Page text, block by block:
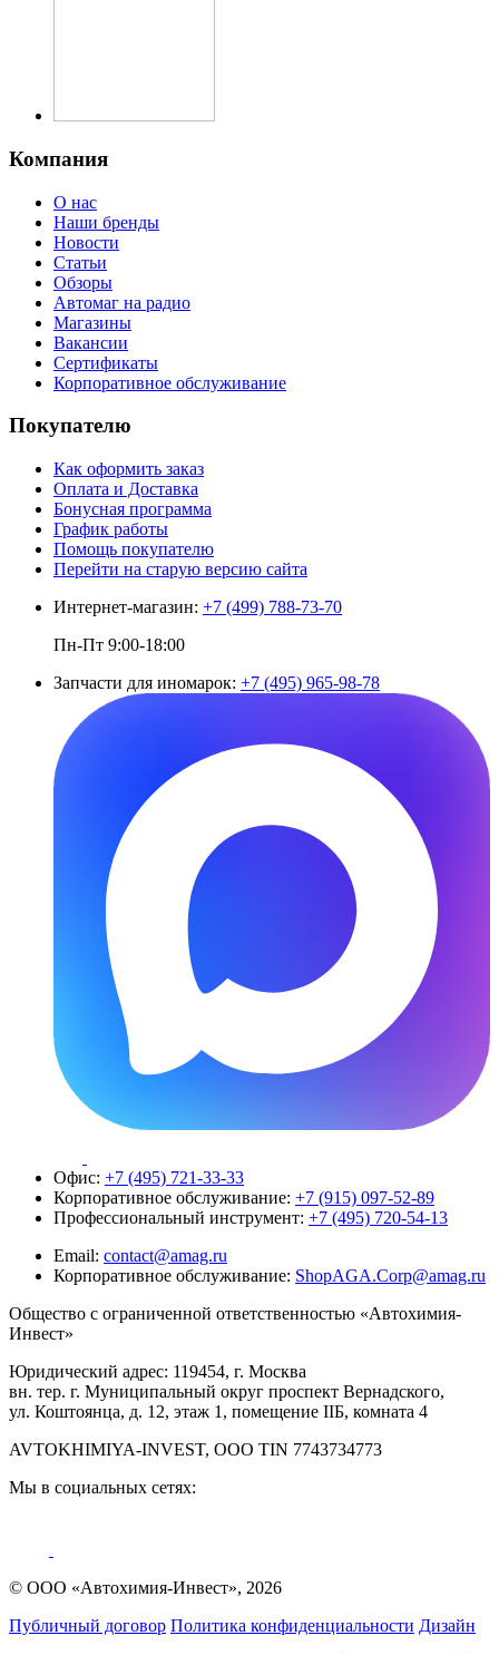
Компания
О нас
Наши бренды
Новости
Статьи
Обзоры
Автомаг на радио
Магазины
Вакансии
Сертификаты
Корпоративное обслуживание
Покупателю
Как оформить заказ
Оплата и Доставка
Бонусная программа
График работы
Помощь покупателю
Перейти на старую версию сайта
Интернет-магазин: +7 (499) 788-73-70
Пн-Пт 9:00-18:00
Запчасти для иномарок: +7 (495) 965-98-78
Офис: +7 (495) 721-33-33
Корпоративное обслуживание: +7 (915) 097-52-89
Профессиональный инструмент: +7 (495) 720-54-13
Email: contact@amag.ru
Корпоративное обслуживание: ShopAGA.Corp@amag.ru
Общество с ограниченной ответственностью «Автохимия-
Инвест»
Юридический адрес: 119454, г. Москва
вн. тер. г. Муниципальный округ проспект Вернадского,
ул. Коштоянца, д. 12, этаж 1, помещение IIБ, комната 4
AVTOKHIMIYA-INVEST, OOO TIN 7743734773
Мы в социальных сетях:
© ООО «Автохимия-Инвест», 2026
Публичный договор Политика конфиденциальности Дизайн